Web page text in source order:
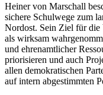
Heiner von Marschall
sichere Schulwege zum
Nordost. Sein Ziel für die
als wirksam
und ehrenamtlicher
priorisieren und auch
allen demokratischen
auf intern abgestimmten